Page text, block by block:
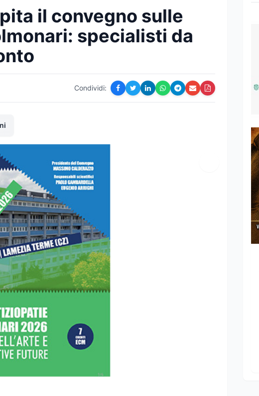
il convegno sulle
specialisti da
Condividi: